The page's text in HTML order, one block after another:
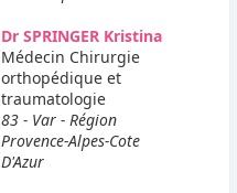
Dr SPRINGER Kristina
Médecin Chirurgie
orthopédique et
traumatologie
83 - Var - Région
Provence-Alpes-Cote
D'Azur